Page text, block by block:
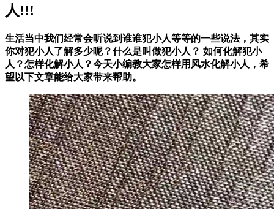
人!!!
生活当中我们经常会听说到谁谁犯小人等等的一些说法，其实
你对犯小人了解多少呢？什么是叫做犯小人？ 如何化解犯小
人？怎样化解小人？今天小编教大家怎样用风水化解小人，希
望以下文章能给大家带来帮助。